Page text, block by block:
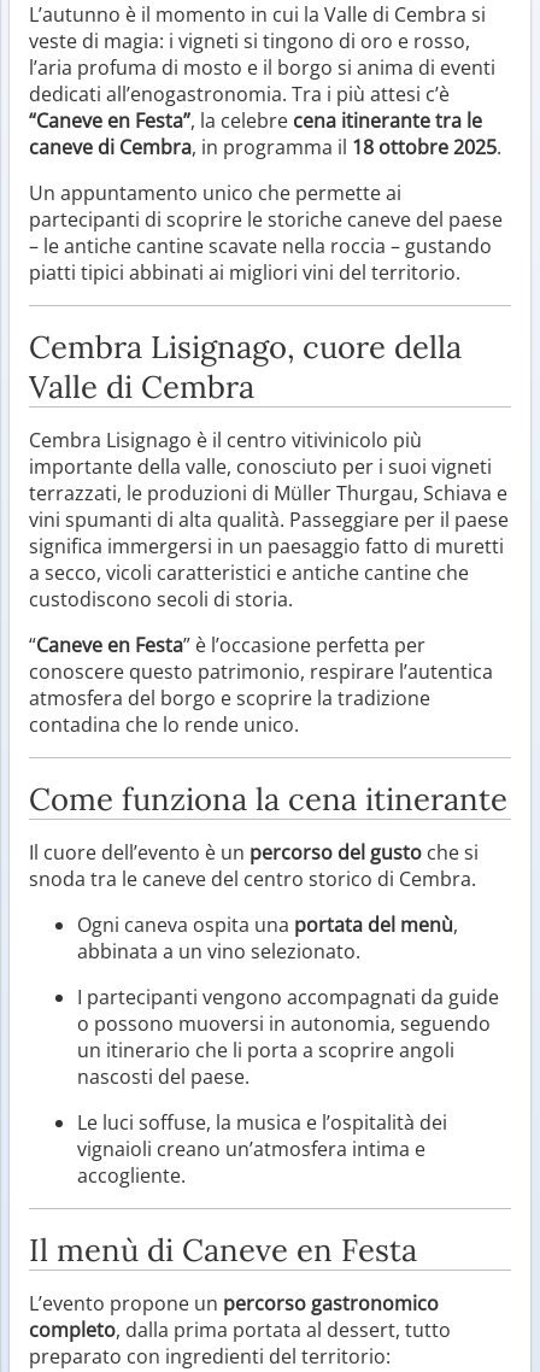
L’autunno è il momento in cui la Valle di Cembra si
veste di magia: i vigneti si tingono di oro e rosso,
l’aria profuma di mosto e il borgo si anima di eventi
dedicati all’enogastronomia. Tra i più attesi c’è
“Caneve en Festa”, la celebre cena itinerante tra le
caneve di Cembra, in programma il 18 ottobre 2025.
Un appuntamento unico che permette ai
partecipanti di scoprire le storiche caneve del paese
– le antiche cantine scavate nella roccia – gustando
piatti tipici abbinati ai migliori vini del territorio.
Cembra Lisignago, cuore della
Valle di Cembra
Cembra Lisignago è il centro vitivinicolo più
importante della valle, conosciuto per i suoi vigneti
terrazzati, le produzioni di Müller Thurgau, Schiava e
vini spumanti di alta qualità. Passeggiare per il paese
significa immergersi in un paesaggio fatto di muretti
a secco, vicoli caratteristici e antiche cantine che
custodiscono secoli di storia.
“Caneve en Festa” è l’occasione perfetta per
conoscere questo patrimonio, respirare l’autentica
atmosfera del borgo e scoprire la tradizione
contadina che lo rende unico.
Come funziona la cena itinerante
Il cuore dell’evento è un percorso del gusto che si
snoda tra le caneve del centro storico di Cembra.
Ogni caneva ospita una portata del menù,
abbinata a un vino selezionato.
I partecipanti vengono accompagnati da guide
o possono muoversi in autonomia, seguendo
un itinerario che li porta a scoprire angoli
nascosti del paese.
Le luci soffuse, la musica e l’ospitalità dei
vignaioli creano un’atmosfera intima e
accogliente.
Il menù di Caneve en Festa
L’evento propone un percorso gastronomico
completo, dalla prima portata al dessert, tutto
preparato con ingredienti del territorio: